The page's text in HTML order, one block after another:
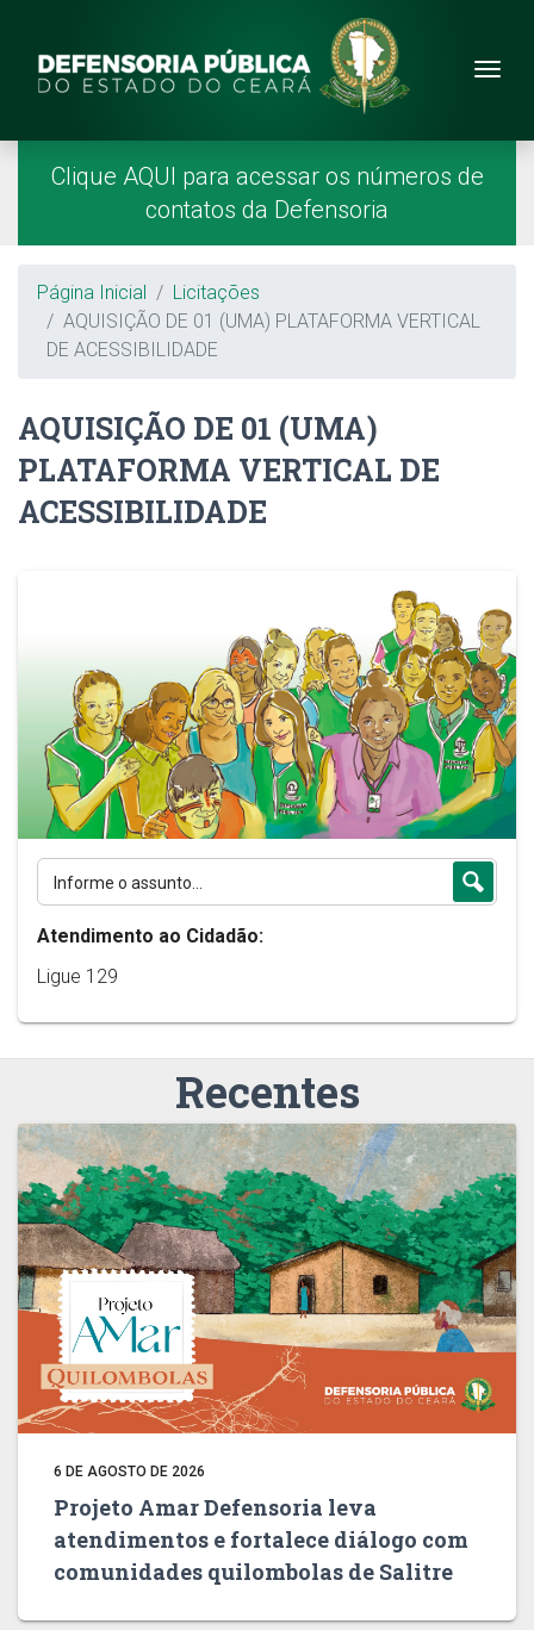
Site da Defensoria
Menu Principal
Página Inicial
Clique AQUI para acessar os números de
contatos da Defensoria
Breadcrumb
Página Inicial
Licitações
AQUISIÇÃO DE 01 (UMA) PLATAFORMA VERTICAL
DE ACESSIBILIDADE
AQUISIÇÃO DE 01 (UMA)
PLATAFORMA VERTICAL DE
ACESSIBILIDADE
Atendimento ao Cidadão:
Ligue 129
Recentes
6 DE AGOSTO DE 2026
Projeto Amar Defensoria leva
atendimentos e fortalece diálogo com
comunidades quilombolas de Salitre